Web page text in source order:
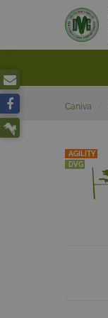
Caniva
AGILITY
DVG